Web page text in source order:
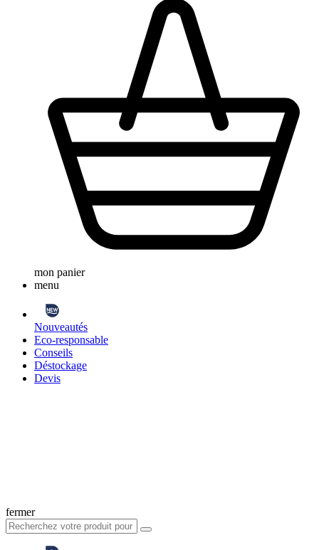
mon panier
menu
Nouveautés
Eco-responsable
Conseils
Déstockage
Devis
fermer